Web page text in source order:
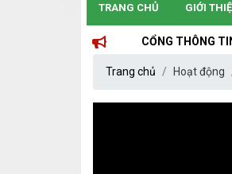
TRANG CHỦ GIỚI
CỔNG THÔNG TIN KHỞI
Trang chủ Hoạt động